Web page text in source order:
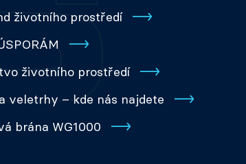
životního prostředí
životního prostředí
veletrhy – kde nás najdete
brána WG1000